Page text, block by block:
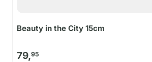
Beauty in the City 15cm
79,95